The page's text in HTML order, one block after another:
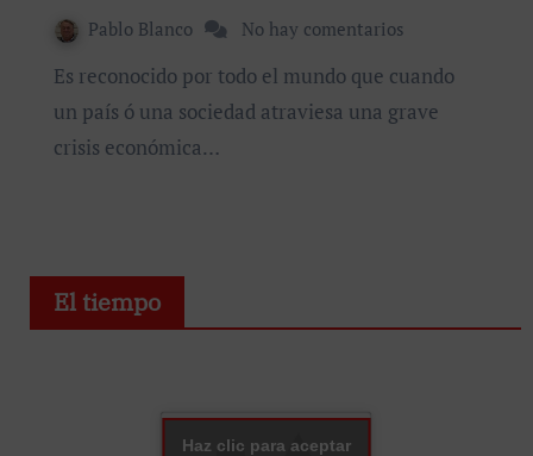
Pablo Blanco No hay comentarios
Es reconocido por todo el mundo que cuando
un país ó una sociedad atraviesa una grave
crisis económica…
El tiempo
Haz clic para aceptar